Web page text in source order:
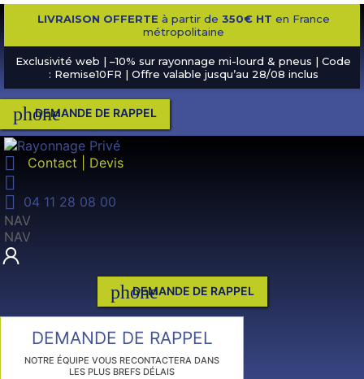
LIVRAISON OFFERTE à partir de 350€ HT en France
métropolitaine
Exclusivité web | –10% sur rayonnage mi-lourd & pneus | Code
: Remise10FR | Offre valable jusqu’au 28/08 inclus
phone
DEMANDE DE RAPPEL
 Contact | Devis


04 11 28 08 00
NAV
NAV
phone
DEMANDE DE RAPPEL
DEMANDE DE RAPPEL
NOTRE ÉQUIPE VOUS RECONTACTERA DANS
LES PLUS BREFS DÉLAIS